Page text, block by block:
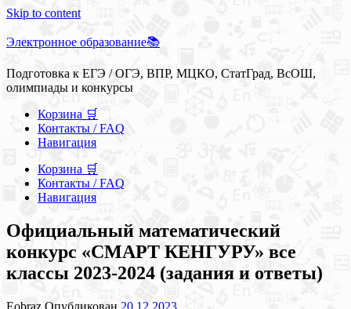
Skip to content
Электронное образование📚
Подготовка к ЕГЭ / ОГЭ, ВПР, МЦКО, СтатГрад, ВсОШ,
олимпиады и конкурсы
Корзина 🛒
Контакты / FAQ
Навигация
Корзина 🛒
Контакты / FAQ
Навигация
Официальный математический
конкурс «СМАРТ КЕНГУРУ» все
классы 2023-2024 (задания и ответы)
Eobraz Опубликован 20.12.2023